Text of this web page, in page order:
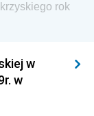
i
i Opieki
rok
w
w